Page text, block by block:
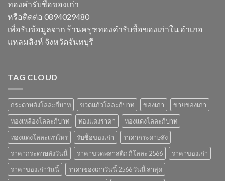
เก่า
ที่
สนใจ
ในปี
วัสดุ
ซื้อ
ของ
เก่า
ยอด
2566
ทองคำรับซื้อของเก่า
หรือติดต่อ 0894029480
เพื่อรับข้อมูลจาก ร้านครุฑทองคำรับซื้อของเก่าใน อำเภอ
แหลมสิงห์ จังหวัดจันทบุรี
TAG CLOUD
กระดาษลังโลละกี่บาท ขวดแก้วโลละกี่บาท ของเก่า
ขายของเก่า
ทองเหลืองโลละกี่บาท
ทองแดงราคา
ทองแดงโลละกี่บาท
ทองแดงโลละเท่าไหร่
รับซื้อของเก่า
ราคากระดาษลัง
ราคากระดาษลังวันนี้
ราคาขวดพลาสติก กิโลละ 2566
ราคาของเก่า
ราคาของเก่าวันนี้
ราคาของเก่าวันนี้ 2566 วันนี้ ล่าสุด